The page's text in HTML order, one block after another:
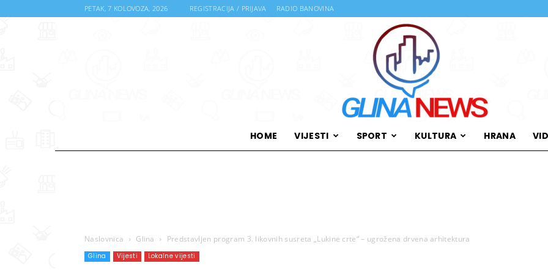
PETAK, 7 KOLOVOZA, 2026 REGISTRACIJA / PRIJAVA RADIO BANOVINA
News
HOME VIJESTI SPORT KULTURA HRANA
Naslovnica Glina Predstavljen program 3. likovnih susreta „Lukine crte“ – ugrožena drvena arhitektura
Glina Vijesti Lokalne vijesti